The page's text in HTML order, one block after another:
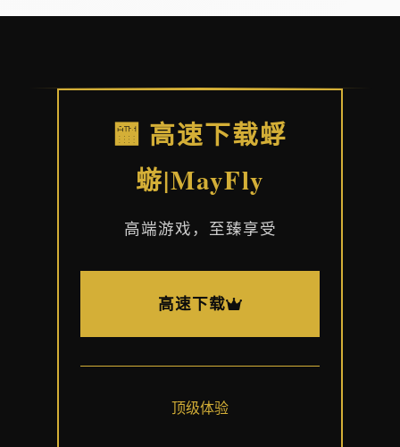
🏧 高速下载蜉
蝣|MayFly
高端游戏，至臻享受
高速下载
顶级体验